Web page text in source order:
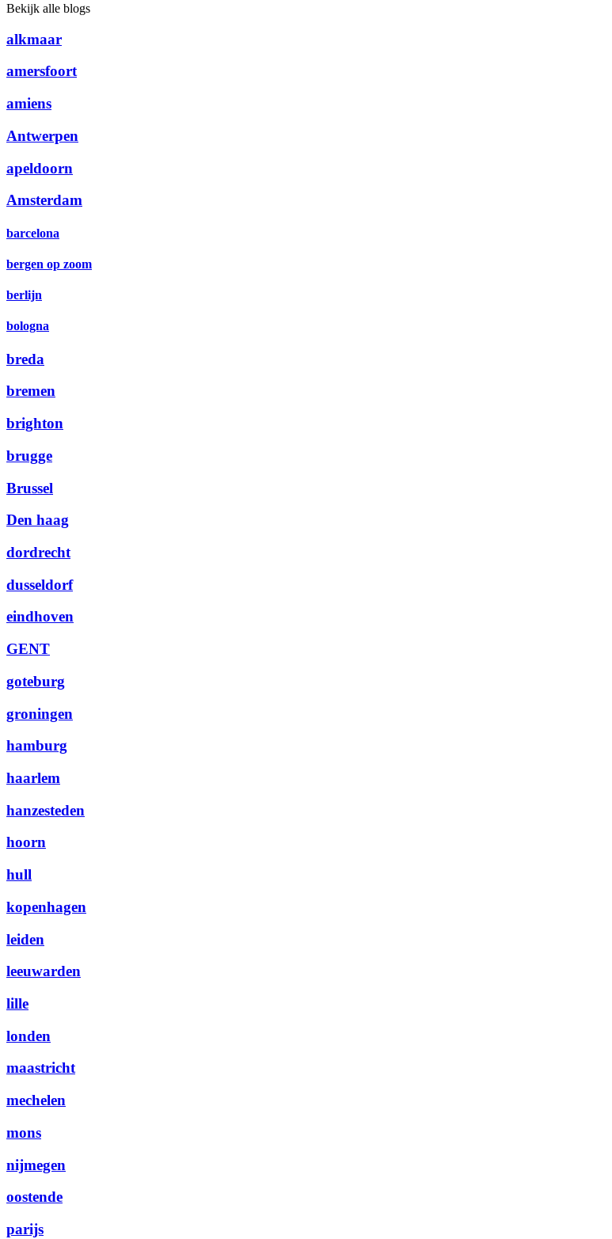
Bekijk alle blogs
alkmaar
amersfoort
amiens
Antwerpen
apeldoorn
Amsterdam
barcelona
bergen op zoom
berlijn
bologna
breda
bremen
brighton
brugge
Brussel
Den haag
dordrecht
dusseldorf
eindhoven
GENT
goteburg
groningen
hamburg
haarlem
hanzesteden
hoorn
hull
kopenhagen
leiden
leeuwarden
lille
londen
maastricht
mechelen
mons
nijmegen
oostende
parijs